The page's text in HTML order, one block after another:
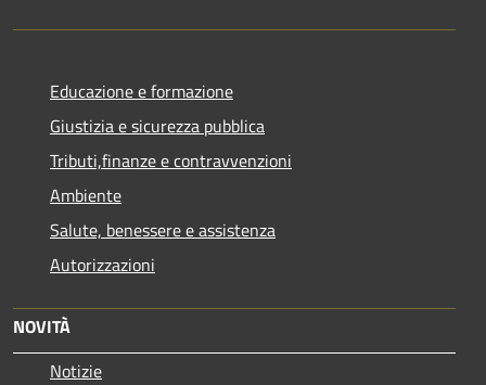
Educazione e formazione
Giustizia e sicurezza pubblica
Tributi,finanze e contravvenzioni
Ambiente
Salute, benessere e assistenza
Autorizzazioni
NOVITÀ
Notizie